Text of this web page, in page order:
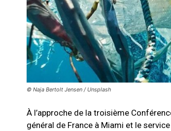
© Naja Bertolt Jensen / Unsplash
À l’approche de la troisième
général de France à Miami et le